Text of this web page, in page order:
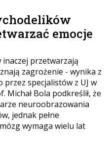
emocje
przetwarzają
zagrożenie - wynika z
specjalistów z UJ w
Michał Bola podkreślił, że
neuroobrazowania
jednak pełne
wymaga wielu lat